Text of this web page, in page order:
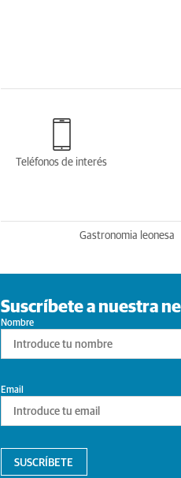
Teléfonos de interés
Gastronomia leonesa
Suscríbete a nuestra
Nombre
Email
SUSCRÍBETE